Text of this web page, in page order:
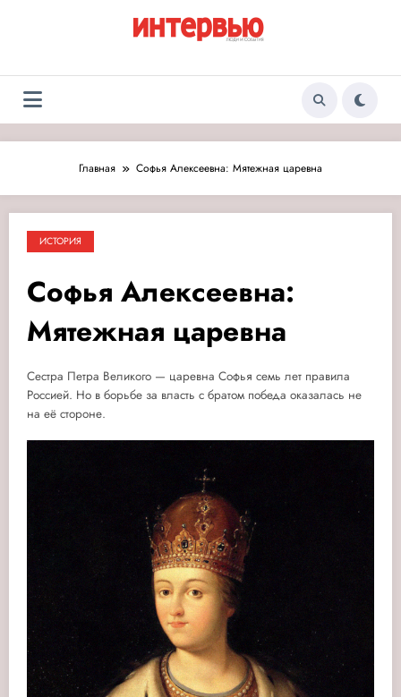
Журнал «Интервью:
Люди и события»
Люди и события
Главная Софья Алексеевна: Мятежная царевна
ИСТОРИЯ
Софья Алексеевна:
Мятежная царевна
Сестра Петра Великого — царевна Софья семь лет правила
Россией. Но в борьбе за власть с братом победа оказалась не
на её стороне.